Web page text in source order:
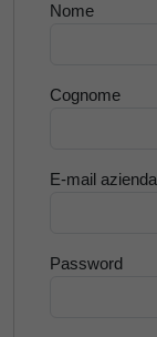
Nome
Cognome
E-mail
Password